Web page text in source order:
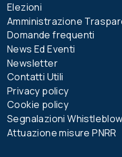
Elezioni
Amministrazione
Domande frequenti
News Ed Eventi
Newsletter
Contatti Utili
Privacy policy
Cookie policy
Segnalazioni
Attuazione misure PNRR